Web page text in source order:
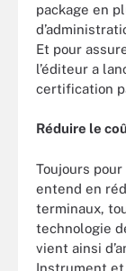
package en
Et pour
l’éditeur a
certification
Réduire le
Toujours
entend en
terminaux,
technologie
vient ainsi
Instrument